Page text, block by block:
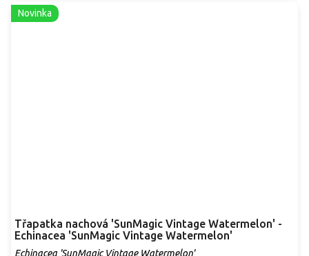
Novinka
Třapatka nachová 'SunMagic Vintage Watermelon' -
Echinacea 'SunMagic Vintage Watermelon'
Echinacea 'SunMagic Vintage Watermelon'